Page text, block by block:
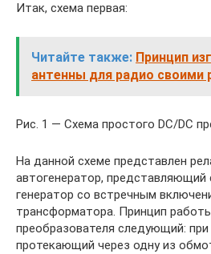
Итак, схема первая:
Читайте также: Принцип
антенны для радио своими
Рис. 1 — Схема простого DC/DC
На данной схеме представлен
автогенератор, представляющий
генератор со встречным
трансформатора. Принцип
преобразователя следующий:
протекающий через одну из